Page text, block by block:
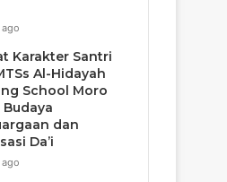
Karakter Santri
Al-Hidayah
School Moro
dan
Da’i